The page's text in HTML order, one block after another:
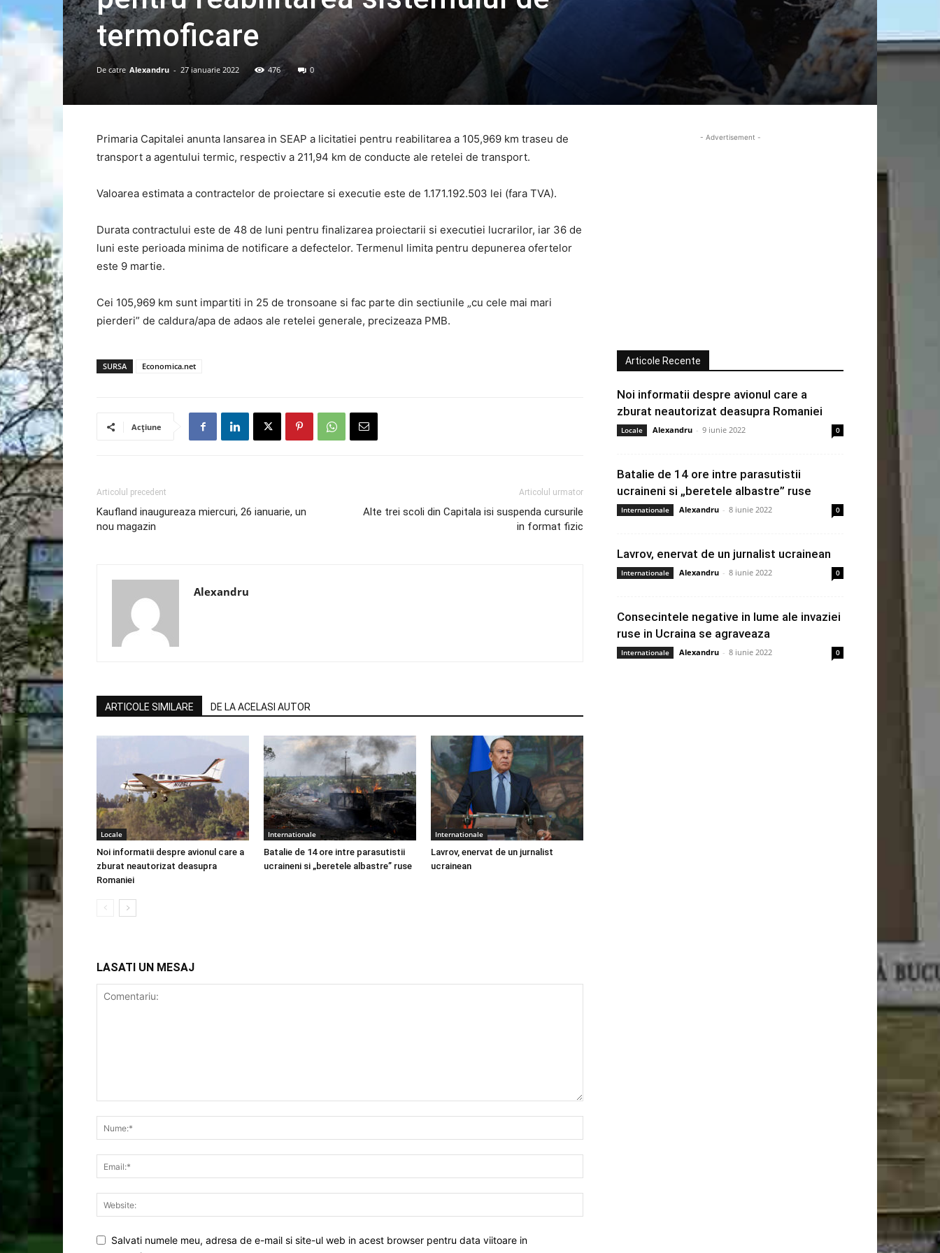
termoficare
De catre Alexandru - 27 ianuarie 2022 476 0
Primaria Capitalei anunta lansarea in SEAP a licitatiei pentru reabilitarea a 105,969 km traseu de
transport a agentului termic, respectiv a 211,94 km de conducte ale retelei de transport.
Valoarea estimata a contractelor de proiectare si executie este de 1.171.192.503 lei (fara TVA).
Durata contractului este de 48 de luni pentru finalizarea proiectarii si executiei lucrarilor, iar 36 de
luni este perioada minima de notificare a defectelor. Termenul limita pentru depunerea ofertelor
este 9 martie.
Cei 105,969 km sunt impartiti in 25 de tronsoane si fac parte din sectiunile „cu cele mai mari
pierderi” de caldura/apa de adaos ale retelei generale, precizeaza PMB.
SURSA Economica.net
Acțiune
Articolul precedent
Kaufland inaugureaza miercuri, 26 ianuarie, un
nou magazin
Articolul urmator
Alte trei scoli din Capitala isi suspenda cursurile
in format fizic
Alexandru
ARTICOLE SIMILARE DE LA ACELASI AUTOR
Locale
Noi informatii despre avionul care a
zburat neautorizat deasupra
Romaniei
Internationale
Batalie de 14 ore intre parasutistii
ucraineni si „beretele albastre” ruse
Internationale
Lavrov, enervat de un jurnalist
ucrainean
LASATI UN MESAJ
Salvati numele meu, adresa de e-mail si site-ul web in acest browser pentru data viitoare in
- Advertisement -
Articole Recente
Noi informatii despre avionul care a
zburat neautorizat deasupra Romaniei
Locale Alexandru - 9 iunie 2022 0
Batalie de 14 ore intre parasutistii
ucraineni si „beretele albastre” ruse
Internationale Alexandru - 8 iunie 2022 0
Lavrov, enervat de un jurnalist ucrainean
Internationale Alexandru - 8 iunie 2022 0
Consecintele negative in lume ale invaziei
ruse in Ucraina se agraveaza
Internationale Alexandru - 8 iunie 2022 0